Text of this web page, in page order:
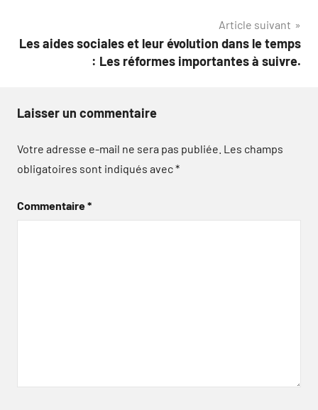
Article suivant
Les aides sociales et leur évolution dans le temps
: Les réformes importantes à suivre.
Laisser un commentaire
Votre adresse e-mail ne sera pas publiée. Les champs
obligatoires sont indiqués avec*
Commentaire*